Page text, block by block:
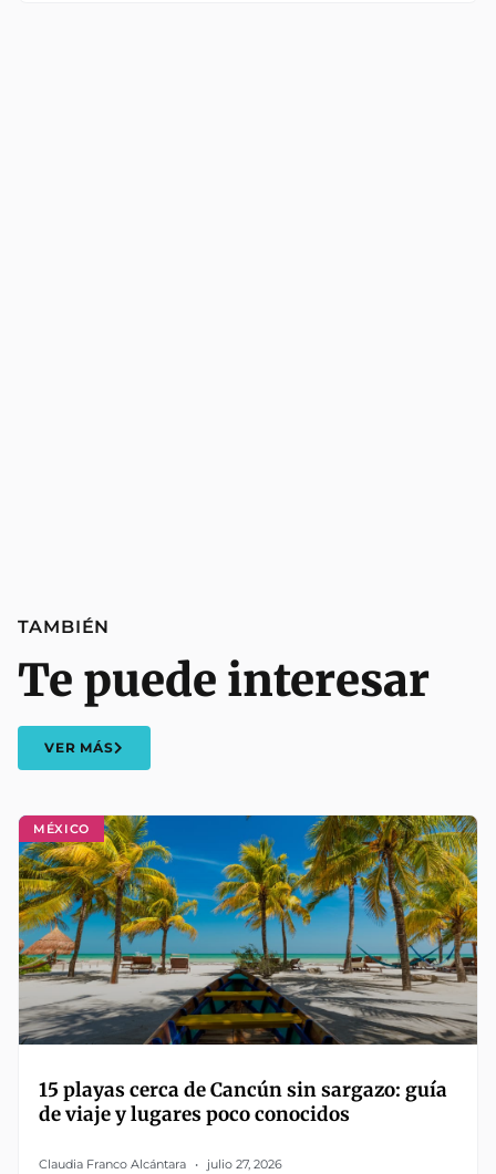
MÉXICO
15 playas cerca de Cancún sin sargazo: guía
de viaje y lugares poco conocidos
Claudia Franco Alcántara julio 27, 2026
TAMBIÉN
Te puede interesar
VER MÁS